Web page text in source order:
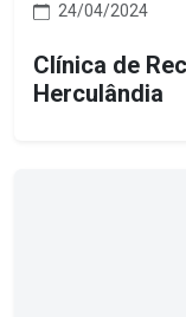
24/04/2024
Clínica de
Herculândia